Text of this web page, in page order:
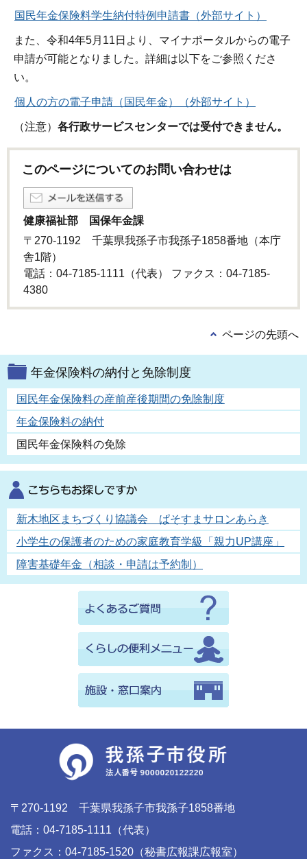
国民年金保険料学生納付特例申請書（外部サイト）
また、令和4年5月11日より、マイナポータルからの電子
申請が可能となりました。詳細は以下をご参照くださ
い。
個人の方の電子申請（国民年金）（外部サイト）
（注意） 各行政サービスセンターでは受付できません。
このページについてのお問い合わせは
健康福祉部 国保年金課
〒270-1192 千葉県我孫子市我孫子1858番地（本庁
舎1階）
電話：04-7185-1111（代表） ファクス：04-7185-
4380
ページの先頭へ
年金保険料の納付と免除制度
国民年金保険料の産前産後期間の免除制度
年金保険料の納付
国民年金保険料の免除
新木地区まちづくり協議会 ぱそすまサロンあらき
小学生の保護者のための家庭教育学級「親力UP講座」
障害基礎年金（相談・申請は予約制）
〒270-1192 千葉県我孫子市我孫子1858番地
電話：04-7185-1111（代表）
ファクス：04-7185-1520（秘書広報課広報室）